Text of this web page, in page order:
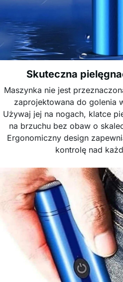
Skuteczna
Maszynka nie jest
zaprojektowana do golenia
Używaj jej na nogach, klatce
na brzuchu bez obaw o
Ergonomiczny design
kontrolę nad